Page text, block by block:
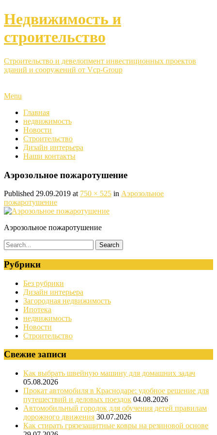
Недвижимость и
строительство
Строительство и девелопмент инвестиционных проектов
зданий и сооружений от Vcp-Group
Menu
Главная
недвижимость
Новости
Строительство
Дизайн интерьера
Наши контакты
Аэрозольное пожаротушение
Published 29.09.2019 at 750 × 525 in Аэрозольное
пожаротушение
Аэрозольное пожаротушение
Рубрики
Без рубрики
Дизайн интерьера
Загородная недвижимость
Ипотека
недвижимость
Новости
Строительство
Свежие записи
Как выбрать швейную машину для домашних задач
05.08.2026
Прокат автомобиля в Краснодаре: удобное решение для
путешествий и деловых поездок 04.08.2026
Автомобильный городок для обучения детей правилам
дорожного движения 30.07.2026
Как стирать грязезащитные ковры на резиновой основе